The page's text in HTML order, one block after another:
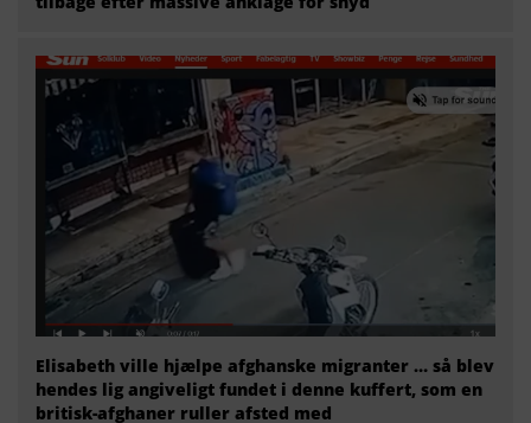
Elisabeth ville hjælpe afghanske migranter … så blev
hendes lig angiveligt fundet i denne kuffert, som en
britisk-afghaner ruller afsted med